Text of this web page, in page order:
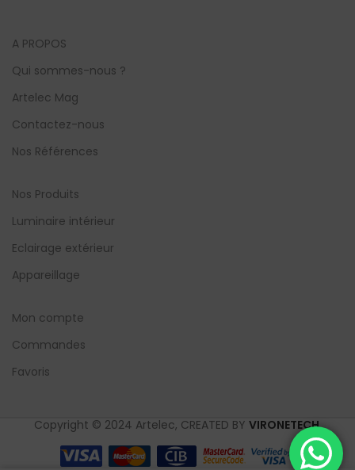
A PROPOS
Qui sommes-nous ?
Artelec Mag
Contactez-nous
Nos Références
Nos Produits
Luminaire intérieur
Eclairage extérieur
Appareillage
Mon compte
Commandes
Favoris
Copyright © 2024 Artelec, CREATED BY VIRONETECH.